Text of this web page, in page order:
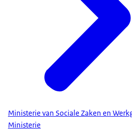
Ministerie van Sociale Zaken en
Ministerie